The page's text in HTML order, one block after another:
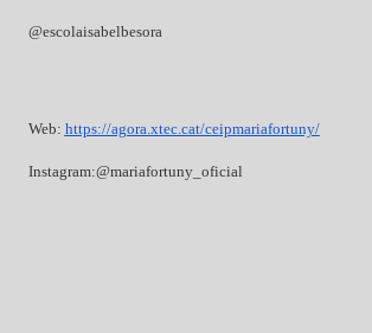
@escolaisabelbesora
Web: https://agora.xtec.cat/ceipmariafortuny/
Instagram:@mariafortuny_oficial